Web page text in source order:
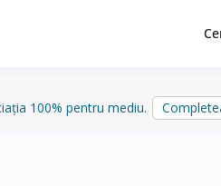
100% pentru mediu.